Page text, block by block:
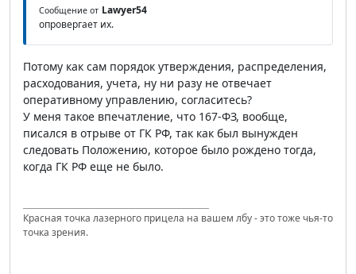
Сообщение от Lawyer54
опровергает их.
Потому как сам порядок утверждения, распределения,
расходования, учета, ну ни разу не отвечает
оперативному управлению, согласитесь?
У меня такое впечатление, что 167-ФЗ, вообще,
писался в отрыве от ГК РФ, так как был вынужден
следовать Положению, которое было рождено тогда,
когда ГК РФ еще не было.
Красная точка лазерного прицела на вашем лбу - это тоже чья-то
точка зрения.